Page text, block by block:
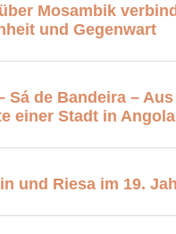
Mosambik
und Gegenwart
Sá de Bandeira –
einer Stadt in Angola
und Riesa im 19.